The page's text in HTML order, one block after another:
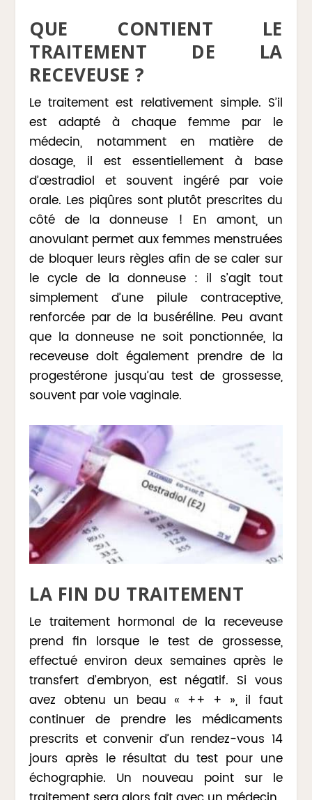
QUE CONTIENT LE
TRAITEMENT DE LA
RECEVEUSE ?
Le traitement est relativement simple. S’il
est adapté à chaque femme par le
médecin, notamment en matière de
dosage, il est essentiellement à base
d’œstradiol et souvent ingéré par voie
orale. Les piqûres sont plutôt prescrites du
côté de la donneuse ! En amont, un
anovulant permet aux femmes menstruées
de bloquer leurs règles afin de se caler sur
le cycle de la donneuse : il s’agit tout
simplement d’une pilule contraceptive,
renforcée par de la buséréline. Peu avant
que la donneuse ne soit ponctionnée, la
receveuse doit également prendre de la
progestérone jusqu’au test de grossesse,
souvent par voie vaginale.
LA FIN DU TRAITEMENT
Le traitement hormonal de la receveuse
prend fin lorsque le test de grossesse,
effectué environ deux semaines après le
transfert d’embryon, est négatif. Si vous
avez obtenu un beau « ++ + », il faut
continuer de prendre les médicaments
prescrits et convenir d’un rendez-vous 14
jours après le résultat du test pour une
échographie. Un nouveau point sur le